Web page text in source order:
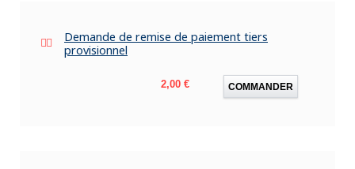
Demande de remise de paiement tiers
provisionnel
Prix
2,00 € COMMANDER